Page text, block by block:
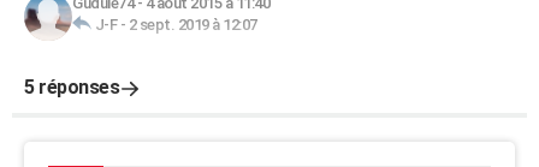
J-F- 2 sept. 2019 à 12:07
5 réponses